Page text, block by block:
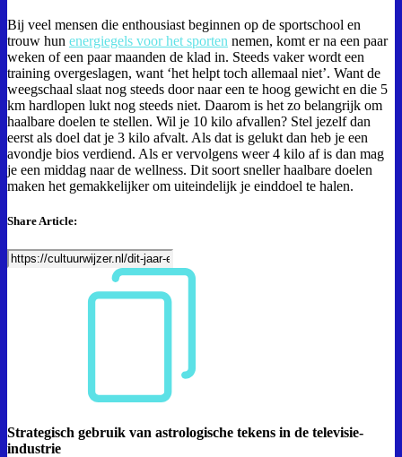
Bij veel mensen die enthousiast beginnen op de sportschool en
trouw hun energiegels voor het sporten nemen, komt er na een paar
weken of een paar maanden de klad in. Steeds vaker wordt een
training overgeslagen, want ‘het helpt toch allemaal niet’. Want de
weegschaal slaat nog steeds door naar een te hoog gewicht en die 5
km hardlopen lukt nog steeds niet. Daarom is het zo belangrijk om
haalbare doelen te stellen. Wil je 10 kilo afvallen? Stel jezelf dan
eerst als doel dat je 3 kilo afvalt. Als dat is gelukt dan heb je een
avondje bios verdiend. Als er vervolgens weer 4 kilo af is dan mag
je een middag naar de wellness. Dit soort sneller haalbare doelen
maken het gemakkelijker om uiteindelijk je einddoel te halen.
Share Article:
Strategisch gebruik van astrologische tekens in de televisie-
industrie